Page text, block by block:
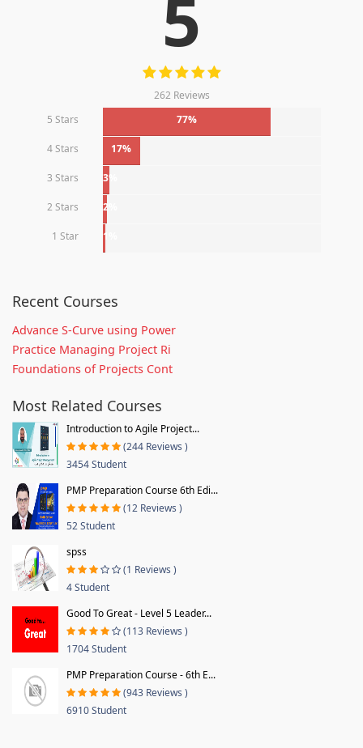
5
262 Reviews
5 Stars
77%
4 Stars 17%
3 Stars 3%
2 Stars 2%
1 Star 1%
Recent Courses
Advance S-Curve using Power
Practice Managing Project Ri
Foundations of Projects Cont
Most Related Courses
Introduction to Agile Project...
(244 Reviews )
3454 Student
PMP Preparation Course 6th Edi...
(12 Reviews )
52 Student
spss
(1 Reviews )
4 Student
Good To Great - Level 5 Leader...
(113 Reviews )
1704 Student
PMP Preparation Course - 6th E...
(943 Reviews )
6910 Student